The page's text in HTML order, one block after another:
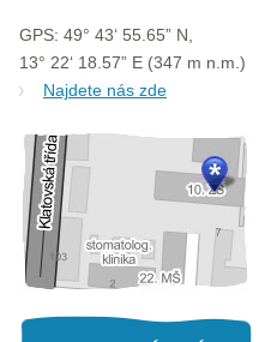
GPS: 49° 43‘ 55.65” N,
13° 22‘ 18.57” E (347 m n.m.)
Najdete nás zde